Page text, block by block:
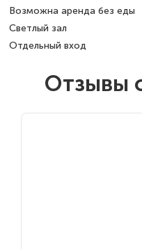
Возможна аренда без еды
Светлый зал
Отдельный вход
Отзывы